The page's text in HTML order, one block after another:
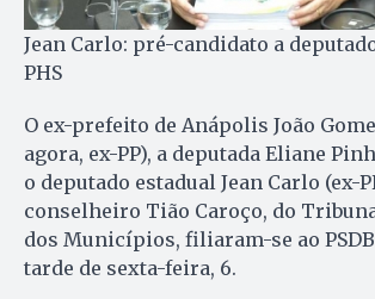
Jean Carlo: pré-candidato a
PHS
O ex-prefeito de Anápolis João
agora, ex-PP), a deputada Eliane
o deputado estadual Jean Carlo (ex-
conselheiro Tião Caroço, do
dos Municípios, filiaram-se ao
tarde de sexta-feira, 6.